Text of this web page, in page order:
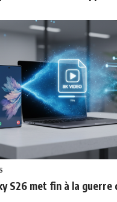
S26 met fin à la guerre